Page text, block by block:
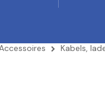
Kabels,